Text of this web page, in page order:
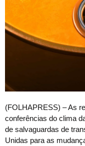
(FOLHAPRESS) – As
conferências do clima
de salvaguardas de
Unidas para as